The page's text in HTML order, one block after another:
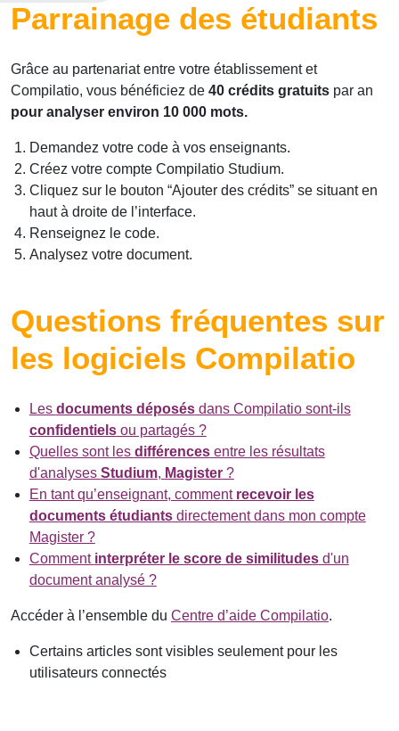
Parrainage des étudiants
Grâce au partenariat entre votre établissement et
Compilatio, vous bénéficiez de 40 crédits gratuits par an
pour analyser environ 10 000 mots.
Demandez votre code à vos enseignants.
Créez votre compte Compilatio Studium.
Cliquez sur le bouton “Ajouter des crédits” se situant en
haut à droite de l’interface.
Renseignez le code.
Analysez votre document.
Questions fréquentes sur
les logiciels Compilatio
Les documents déposésdans Compilatio sont-ils
confidentielsou partagés ?
Quelles sont les différencesentre les résultats
d'analyses Studium, Magister?
En tant qu’enseignant, comment recevoir les
documents étudiantsdirectement dans mon compte
Magister ?
Comment interpréter le score de similitudesd'un
document analysé ?
Accéder à l’ensemble du Centre d’aide Compilatio.
Certains articles sont visibles seulement pour les
utilisateurs connectés